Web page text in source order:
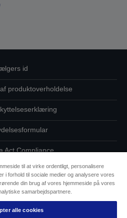
id
produktoverholdelse
Act Compliance
dine data
om cookies
til tilgængelighed
til at virke ordentligt, personalisere
i forhold til sociale medier og analysere vores
din brug af vores hjemmeside på vores
samarbejdspartnere.
alle cookies